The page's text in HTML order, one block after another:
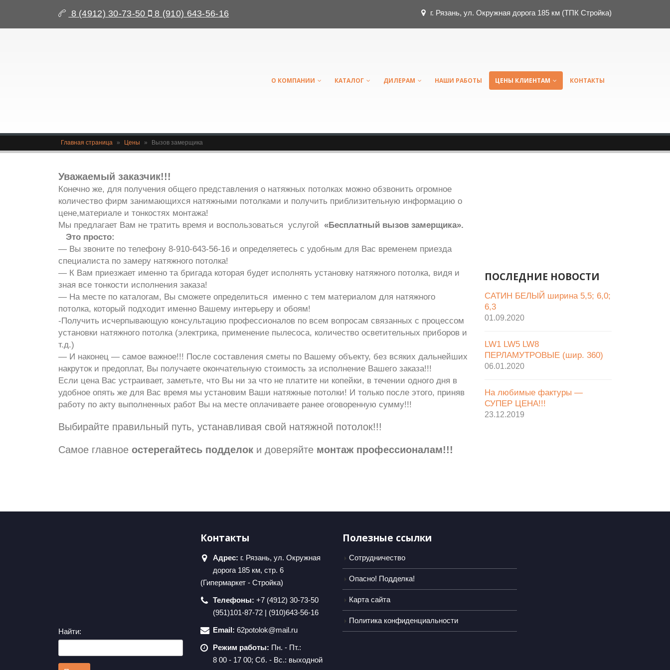
8 (4912) 30-73-50 8 (910) 643-56-16 г. Рязань, ул. Окружная дорога 185 км (ТПК Стройка)
О КОМПАНИИ КАТАЛОГ ДИЛЕРАМ НАШИ РАБОТЫ ЦЕНЫ КЛИЕНТАМ КОНТАКТЫ
Главная страница » Цены » Вызов замерщика
Уважаемый заказчик!!!
Конечно же, для получения общего представления о натяжных потолках можно обзвонить огромное
количество фирм занимающихся натяжными потолками и получить приблизительную информацию о
цене,материале и тонкостях монтажа!
Мы предлагает Вам не тратить время и воспользоваться услугой «Бесплатный вызов замерщика».
Это просто:
— Вы звоните по телефону 8-910-643-56-16 и определяетесь с удобным для Вас временем приезда
специалиста по замеру натяжного потолка!
— К Вам приезжает именно та бригада которая будет исполнять установку натяжного потолка, видя и
зная все тонкости исполнения заказа!
— На месте по каталогам, Вы сможете определиться именно с тем материалом для натяжного
потолка, который подходит именно Вашему интерьеру и обоям!
-Получить исчерпывающую консультацию профессионалов по всем вопросам связанных с процессом
установки натяжного потолка (электрика, применение пылесоса, количество осветительных приборов и
т.д.)
— И наконец — самое важное!!! После составления сметы по Вашему объекту, без всяких дальнейших
накруток и предоплат, Вы получаете окончательную стоимость за исполнение Вашего заказа!!!
Если цена Вас устраивает, заметьте, что Вы ни за что не платите ни копейки, в течении одного дня в
удобное опять же для Вас время мы установим Ваши натяжные потолки! И только после этого, приняв
работу по акту выполненных работ Вы на месте оплачиваете ранее оговоренную сумму!!!
Выбирайте правильный путь, устанавливая свой натяжной потолок!!!
Самое главное остерегайтесь подделок и доверяйте монтаж профессионалам!!!
ПОСЛЕДНИЕ НОВОСТИ
САТИН БЕЛЫЙ ширина 5,5; 6,0;
6,3
01.09.2020
LW1 LW5 LW8
ПЕРЛАМУТРОВЫЕ (шир. 360)
06.01.2020
На любимые фактуры —
СУПЕР ЦЕНА!!!
23.12.2019
Найти:
Контакты
Адрес: г. Рязань, ул. Окружная
дорога 185 км, стр. 6
(Гипермаркет - Стройка)
Телефоны: +7 (4912) 30-73-50
(951)101-87-72 | (910)643-56-16
Email: 62potolok@mail.ru
Режим работы: Пн. - Пт.:
8 00 - 17 00; Сб. - Вс.: выходной
Полезные ссылки
Сотрудничество
Опасно! Подделка!
Карта сайта
Политика конфиденциальности